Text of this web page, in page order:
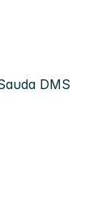
DMS